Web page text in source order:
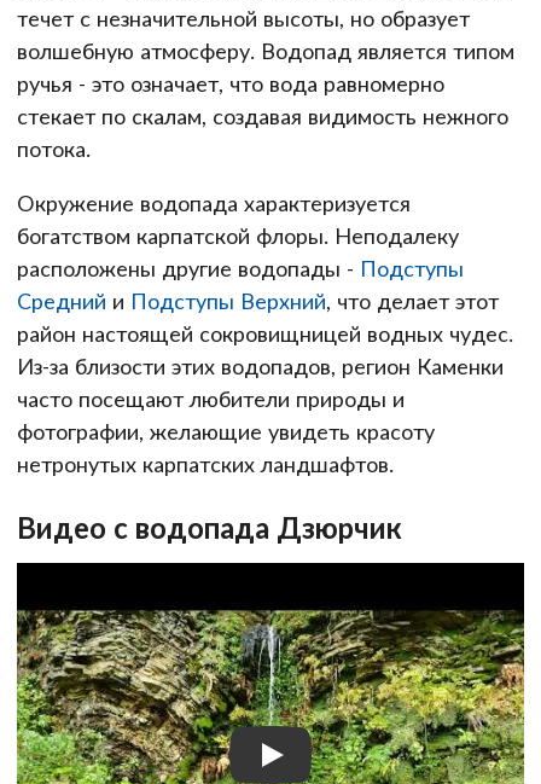
течет с незначительной высоты, но образует
волшебную атмосферу. Водопад является типом
ручья - это означает, что вода равномерно
стекает по скалам, создавая видимость нежного
потока.
Окружение водопада характеризуется
богатством карпатской флоры. Неподалеку
расположены другие водопады - Подступы
Средний и Подступы Верхний, что делает этот
район настоящей сокровищницей водных чудес.
Из-за близости этих водопадов, регион Каменки
часто посещают любители природы и
фотографии, желающие увидеть красоту
нетронутых карпатских ландшафтов.
Видео с водопада Дзюрчик